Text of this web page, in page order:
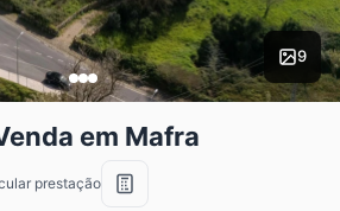
9
em Mafra
prestação